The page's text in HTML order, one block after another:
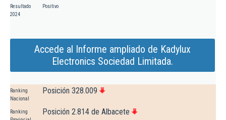
Resultado
2024
Positivo
Accede al Informe ampliado de Kadylux
Electronics Sociedad Limitada.
Ranking
Nacional
Posición 328.009
Ranking
Posición 2.814 de Albacete